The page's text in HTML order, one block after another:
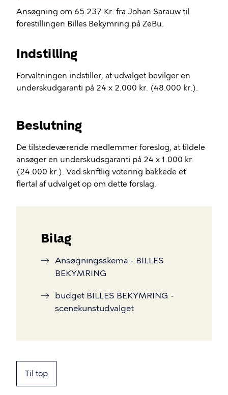
Ansøgning om 65.237 Kr. fra Johan Sarauw til
forestillingen Billes Bekymring på ZeBu.
Indstilling
Forvaltningen indstiller, at udvalget bevilger en
underskudgaranti på 24 x 2.000 kr. (48.000 kr.).
Beslutning
De tilstedeværende medlemmer foreslog, at tildele
ansøger en underskudsgaranti på 24 x 1.000 kr.
(24.000 kr.). Ved skriftlig votering bakkede et
flertal af udvalget op om dette forslag.
Bilag
Ansøgningsskema - BILLES
BEKYMRING
budget BILLES BEKYMRING -
scenekunstudvalget
Til top